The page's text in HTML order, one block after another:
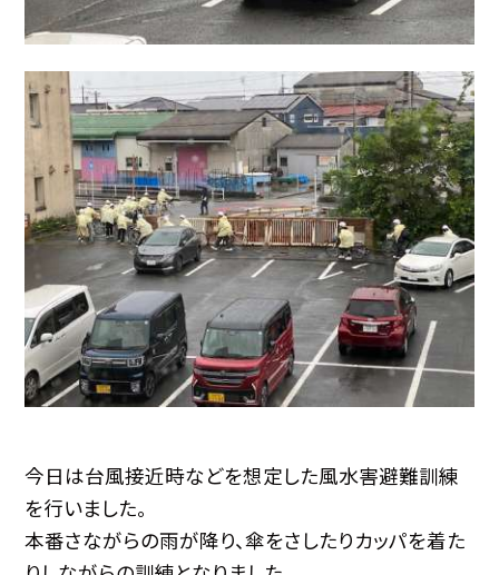
今日は台風接近時などを想定した風水害避難訓練
を行いました。
本番さながらの雨が降り、傘をさしたりカッパを着た